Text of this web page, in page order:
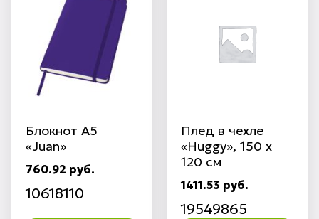
Блокнот А5
«Juan»
760.92 руб.
10618110
Плед в чехле
«Huggy», 150 х
120 см
1411.53 руб.
19549865